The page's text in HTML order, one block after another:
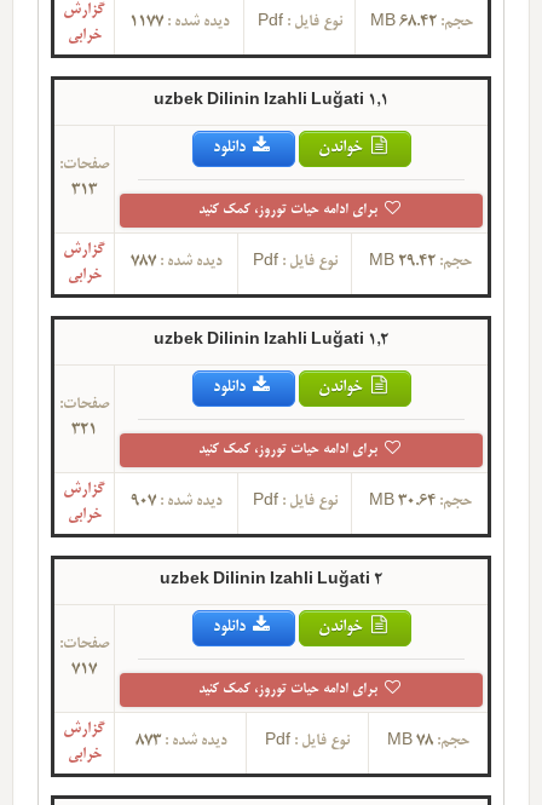
حجم: 68.42 MB نوع فایل :Pdf دیده شده : 1177
گزارش
خرابی
uzbek Dilinin Izahli Luğati 1,1
خواندن دانلود
برای ادامه حیات توروز، کمک کنید
صفحات:
313
حجم:29.42 MB نوع فایل :Pdf دیده شده : 787
گزارش
خرابی
uzbek Dilinin Izahli Luğati 1,2
خواندن دانلود
برای ادامه حیات توروز، کمک کنید
صفحات:
321
حجم:30.64 MB نوع فایل :Pdf دیده شده : 907
گزارش
خرابی
uzbek Dilinin Izahli Luğati 2
خواندن دانلود
برای ادامه حیات توروز، کمک کنید
صفحات:
717
حجم: 78 MB نوع فایل : Pdf دیده شده :873
گزارش
خرابی